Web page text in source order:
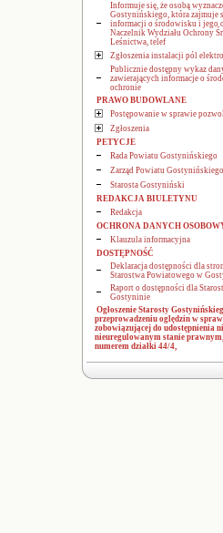
Informuje się, że osobą
Gostynińskiego, która zajmuje
informacji o środowisku i jego
Naczelnik Wydziału Ochrony
Leśnictwa, telef
Zgłoszenia instalacji pól
Publicznie dostępny wykaz
zawierających informacje o
ochronie
PRAWO BUDOWLANE
Postępowanie w sprawie
Zgłoszenia
PETYCJE
Rada Powiatu Gostynińskiego
Zarząd Powiatu Gostynińskiego
Starosta Gostyniński
REDAKCJA BIULETYNU
Redakcja
OCHRONA DANYCH
Klauzula informacyjna
DOSTĘPNOŚĆ
Deklaracja dostępności dla
Starostwa Powiatowego w
Raport o dostępności dla
Gostyninie
Ogłoszenie Starosty
przeprowadzeniu oględzin w
zobowiązującej do udostępnienia
nieuregulowanym stanie
numerem działki 44/4,